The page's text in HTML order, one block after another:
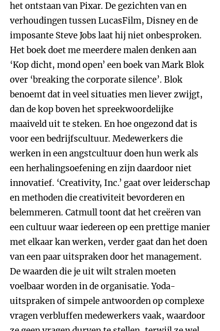
het ontstaan van Pixar. De gezichten van en
verhoudingen tussen LucasFilm, Disney en de
imposante Steve Jobs laat hij niet onbesproken.
Het boek doet me meerdere malen denken aan
‘Kop dicht, mond open’ een boek van Mark Blok
over ‘breaking the corporate silence’. Blok
benoemt dat in veel situaties men liever zwijgt,
dan de kop boven het spreekwoordelijke
maaiveld uit te steken. En hoe ongezond dat is
voor een bedrijfscultuur. Medewerkers die
werken in een angstcultuur doen hun werk als
een herhalingsoefening en zijn daardoor niet
innovatief. ‘Creativity, Inc.’ gaat over leiderschap
en methoden die creativiteit bevorderen en
belemmeren. Catmull toont dat het creëren van
een cultuur waar iedereen op een prettige manier
met elkaar kan werken, verder gaat dan het doen
van een paar uitspraken door het management.
De waarden die je uit wilt stralen moeten
voelbaar worden in de organisatie. Yoda-
uitspraken of simpele antwoorden op complexe
vragen verbluffen medewerkers vaak, waardoor